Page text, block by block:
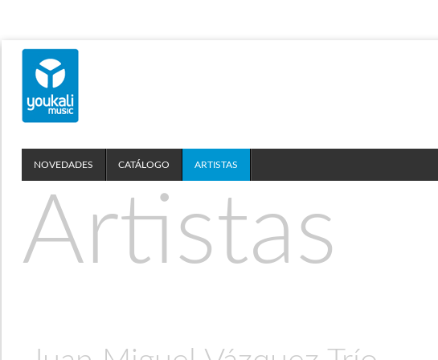
NOVEDADES CATÁLOGO ARTISTAS
Artistas